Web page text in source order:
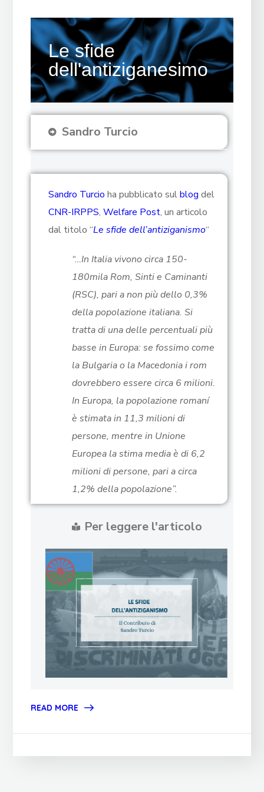
Le sfide
dell'antiziganesimo
Sandro Turcio
Sandro Turcio ha pubblicato sulblog del
CNR-IRPPS,Welfare Post, un articolo
dal titolo “Le sfide dell’antiziganismo“
“…In Italia vivono circa 150-
180mila Rom, Sinti e Caminanti
(RSC), pari a non più dello 0,3%
della popolazione italiana. Si
tratta di una delle percentuali più
basse in Europa: se fossimo come
la Bulgaria o la Macedonia i rom
dovrebbero essere circa 6 milioni.
In Europa, la popolazione romaní
è stimata in 11,3 milioni di
persone, mentre in Unione
Europea la stima media è di 6,2
milioni di persone, pari a circa
1,2% della popolazione”.
Per leggere l'articolo
READ MORE